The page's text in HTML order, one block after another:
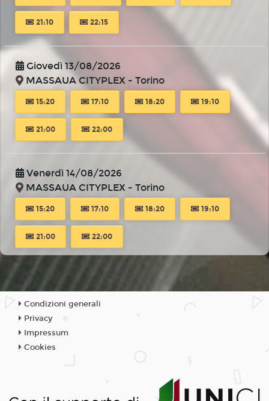
21:10 22:15
Giovedì 13/08/2026
MASSAUA CITYPLEX - Torino
15:20 17:10 18:20 19:10
21:00 22:00
Venerdì 14/08/2026
MASSAUA CITYPLEX - Torino
15:20 17:10 18:20 19:10
21:00 22:00
Sabato 15/08/2026
MASSAUA CITYPLEX - Torino
15:20
21:00
Condizioni generali
Privacy
Impressum
Cookies